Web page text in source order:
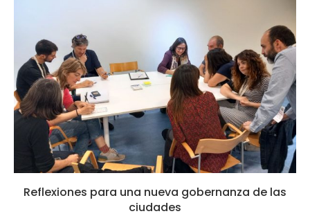
Reflexiones para una nueva gobernanza de las
ciudades